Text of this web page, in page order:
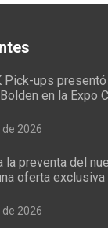
Pick-ups
en la Expo
2026
la preventa del
oferta
2026